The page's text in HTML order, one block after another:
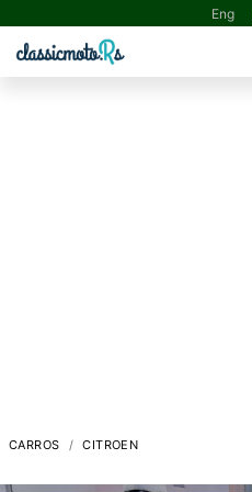
Eng
CARROS CITROEN